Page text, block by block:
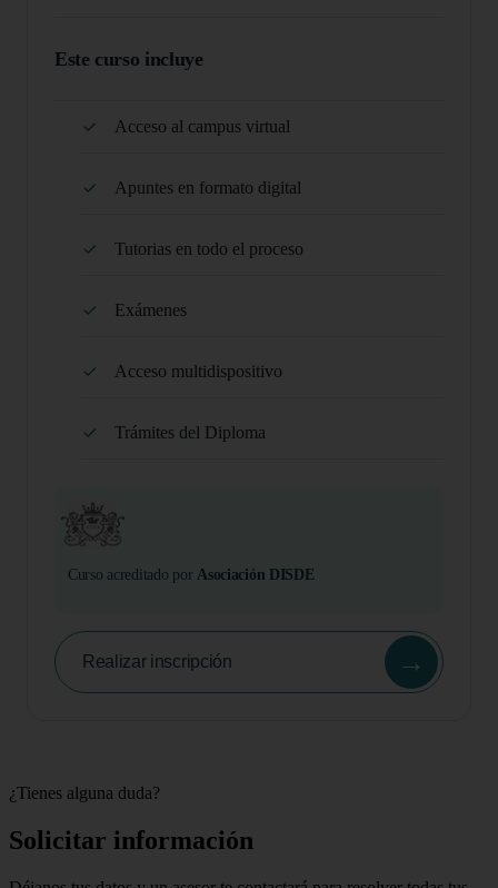
Este curso incluye
Acceso al campus virtual
Apuntes en formato digital
Tutorias en todo el proceso
Exámenes
Acceso multidispositivo
Trámites del Diploma
Curso acreditado porAsociación DISDE
Realizar inscripción →
¿Tienes alguna duda?
Solicitar información